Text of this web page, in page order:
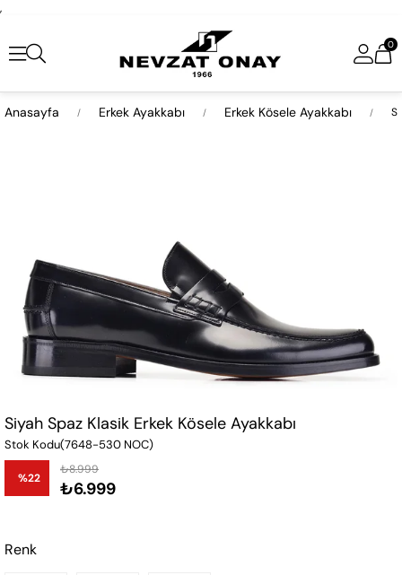
,
0
Anasayfa Erkek Ayakkabı Erkek Kösele Ayakkabı
Siyah Spaz Klasik Erkek Kösele Ayakkabı
Stok Kodu(7648-530 NOC)
%22
İndirim
₺8.999
₺6.999
Renk